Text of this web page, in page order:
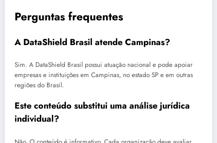
Perguntas frequentes
A DataShield Brasil atende Campinas?
Sim. A DataShield Brasil possui atuação nacional e pode apoiar
empresas e instituições em Campinas, no estado SP e em outras
regiões do Brasil.
Este conteúdo substitui uma análise jurídica
individual?